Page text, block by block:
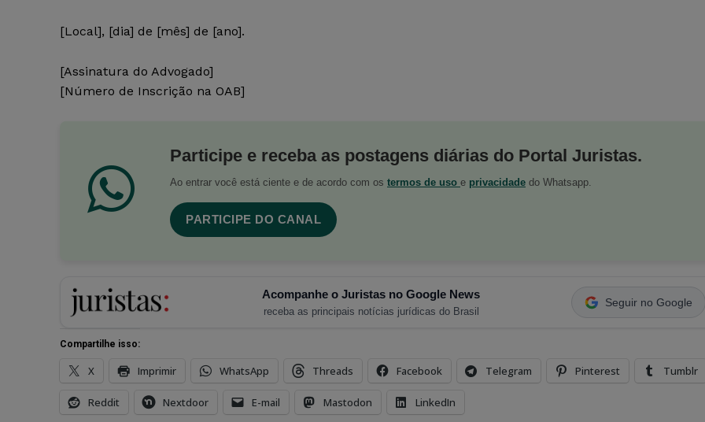
[Local], [dia] de [mês] de [ano].
[Assinatura do Advogado]
[Número de Inscrição na OAB]
Participe e receba as postagens diárias do Portal Juristas.
Ao entrar você está ciente e de acordo com os termos de uso e privacidade do Whatsapp.
PARTICIPE DO CANAL
Acompanhe o Juristas no Google News
receba as principais notícias jurídicas do Brasil
Seguir no Google
Compartilhe isso:
X Imprimir WhatsApp Threads Facebook Telegram Pinterest Tumblr
Reddit Nextdoor E-mail Mastodon LinkedIn